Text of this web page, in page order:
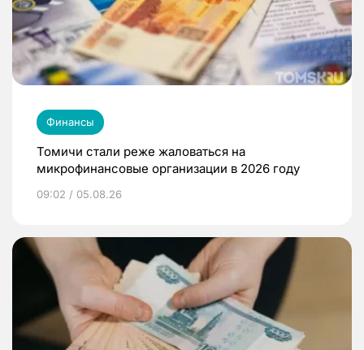
Финансы
Томичи стали реже жаловаться на
микрофинансовые организации в 2026 году
09:02 / 05.08.26